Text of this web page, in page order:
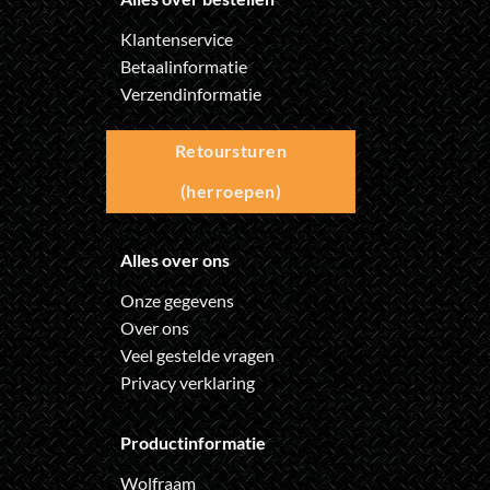
Klantenservice
Betaalinformatie
Verzendinformatie
Retoursturen
(herroepen)
Alles over ons
Onze gegevens
Over ons
Veel gestelde vragen
Privacy verklaring
Productinformatie
Wolfraam